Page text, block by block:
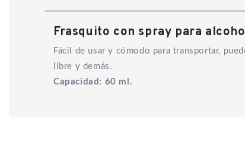
Frasquito con spray para
Fácil de usar y cómodo para transportar,
libre y demás.
Capacidad: 60 ml.